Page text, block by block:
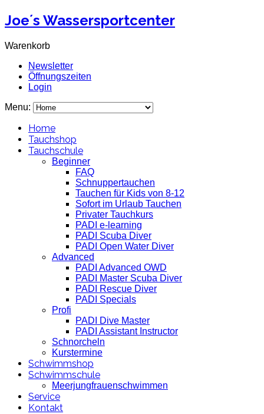
Joe´s Wassersportcenter
Warenkorb
Newsletter
Öffnungszeiten
Login
Menu:
Home
Tauchshop
Tauchschule
Beginner
FAQ
Schnuppertauchen
Tauchen für Kids von 8-12
Sofort im Urlaub Tauchen
Privater Tauchkurs
PADI e-learning
PADI Scuba Diver
PADI Open Water Diver
Advanced
PADI Advanced OWD
PADI Master Scuba Diver
PADI Rescue Diver
PADI Specials
Profi
PADI Dive Master
PADI Assistant Instructor
Schnorcheln
Kurstermine
Schwimmshop
Schwimmschule
Meerjungfrauenschwimmen
Service
Kontakt